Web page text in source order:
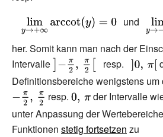
{\tfrac {\pi }{2}}}
{\displaystyle
\lim _{y\to
+\infty
}\operatorname
{arccot} (y)=0}
und
\lim
}
her. Somit kann man nach der
Intervalle {\displaystyle
\left]-{\tfrac
{\pi }{2}},\,
{\tfrac {\pi }
{2}}\right[}
resp.
]0,\,\pi
Definitionsbereiche wenigstens
resp. {\displaystyle
0,\,\pi }
der Intervalle
unter Anpassung der
Funktionen stetig fortsetzen zu